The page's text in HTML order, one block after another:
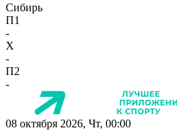
Сибирь
П1
-
X
-
П2
-
08 октября 2026, Чт, 00:00